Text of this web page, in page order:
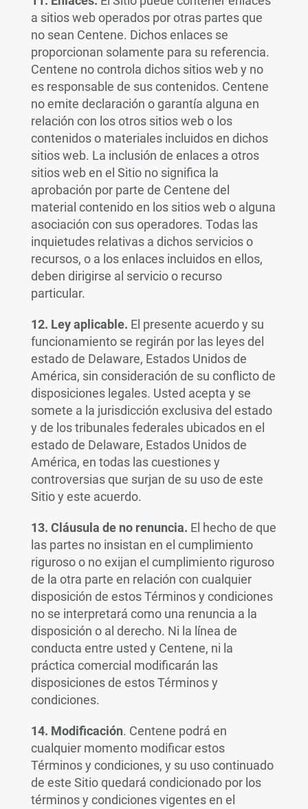
a sitios web operados por otras partes que
no sean Centene. Dichos enlaces se
proporcionan solamente para su referencia.
Centene no controla dichos sitios web y no
es responsable de sus contenidos. Centene
no emite declaración o garantía alguna en
relación con los otros sitios web o los
contenidos o materiales incluidos en dichos
sitios web. La inclusión de enlaces a otros
sitios web en el Sitio no significa la
aprobación por parte de Centene del
material contenido en los sitios web o alguna
asociación con sus operadores. Todas las
inquietudes relativas a dichos servicios o
recursos, o a los enlaces incluidos en ellos,
deben dirigirse al servicio o recurso
particular.
12. Ley aplicable. El presente acuerdo y su
funcionamiento se regirán por las leyes del
estado de Delaware, Estados Unidos de
América, sin consideración de su conflicto de
disposiciones legales. Usted acepta y se
somete a la jurisdicción exclusiva del estado
y de los tribunales federales ubicados en el
estado de Delaware, Estados Unidos de
América, en todas las cuestiones y
controversias que surjan de su uso de este
Sitio y este acuerdo.
13. Cláusula de no renuncia. El hecho de que
las partes no insistan en el cumplimiento
riguroso o no exijan el cumplimiento riguroso
de la otra parte en relación con cualquier
disposición de estos Términos y condiciones
no se interpretará como una renuncia a la
disposición o al derecho. Ni la línea de
conducta entre usted y Centene, ni la
práctica comercial modificarán las
disposiciones de estos Términos y
condiciones.
14. Modificación. Centene podrá en
cualquier momento modificar estos
Términos y condiciones, y su uso continuado
de este Sitio quedará condicionado por los
términos y condiciones vigentes en el